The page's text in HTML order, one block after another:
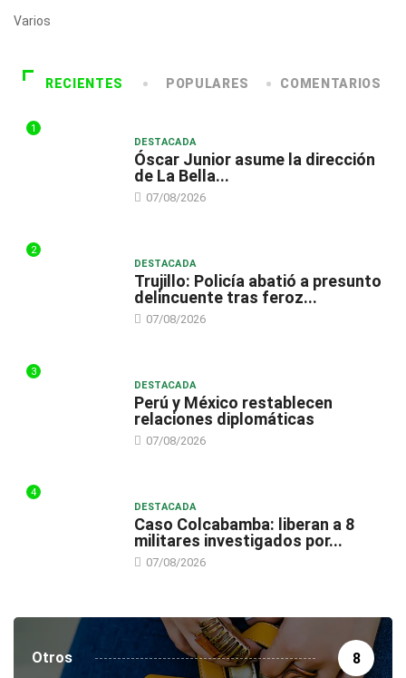
Varios
RECIENTES POPULARES COMENTARIOS
1
DESTACADA
Óscar Junior asume la dirección
de La Bella...
07/08/2026
2
DESTACADA
Trujillo: Policía abatió a presunto
delincuente tras feroz...
07/08/2026
3
DESTACADA
Perú y México restablecen
relaciones diplomáticas
07/08/2026
4
DESTACADA
Caso Colcabamba: liberan a 8
militares investigados por...
07/08/2026
Otros 8